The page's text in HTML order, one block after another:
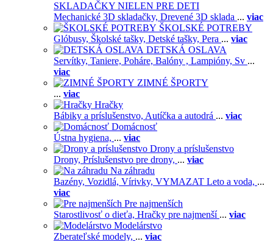
SKLADAČKY NIELEN PRE DETI
Mechanické 3D skladačky, Drevené 3D sklada ... viac
ŠKOLSKÉ POTREBY
Glóbusy, Školské tašky, Detské tašky, Pera ... viac
DETSKÁ OSLAVA
Servítky, Taniere, Poháre, Balóny , Lampióny, Sv ...
viac
ZIMNÉ ŠPORTY
... viac
Hračky
Bábiky a príslušenstvo, Autíčka a autodrá ... viac
Domácnosť
Ústna hygiena, ... viac
Drony a príslušenstvo
Drony, Príslušenstvo pre drony, ... viac
Na záhradu
Bazény, Vozidlá, Vírivky, VYMAZAT Leto a voda, ...
viac
Pre najmenších
Starostlivosť o dieťa, Hračky pre najmenší ... viac
Modelárstvo
Zberateľské modely, ... viac